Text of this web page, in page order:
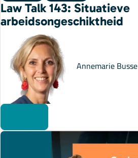
Law Talk 143: Situatieve
arbeidsongeschiktheid
Annemarie Busse